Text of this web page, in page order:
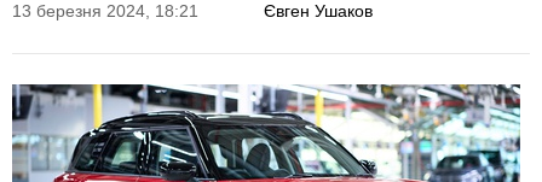
Євген Ушаков
13 березня 2024, 18:21